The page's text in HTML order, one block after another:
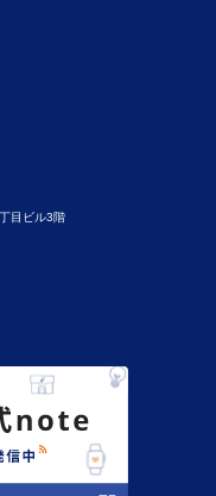
目ビル3階